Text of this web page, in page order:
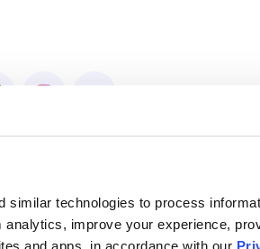
similar technologies to process
analytics, improve your experience,
and apps, in accordance with our